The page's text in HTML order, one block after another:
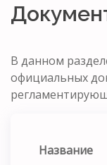
В данном
официальных
Название